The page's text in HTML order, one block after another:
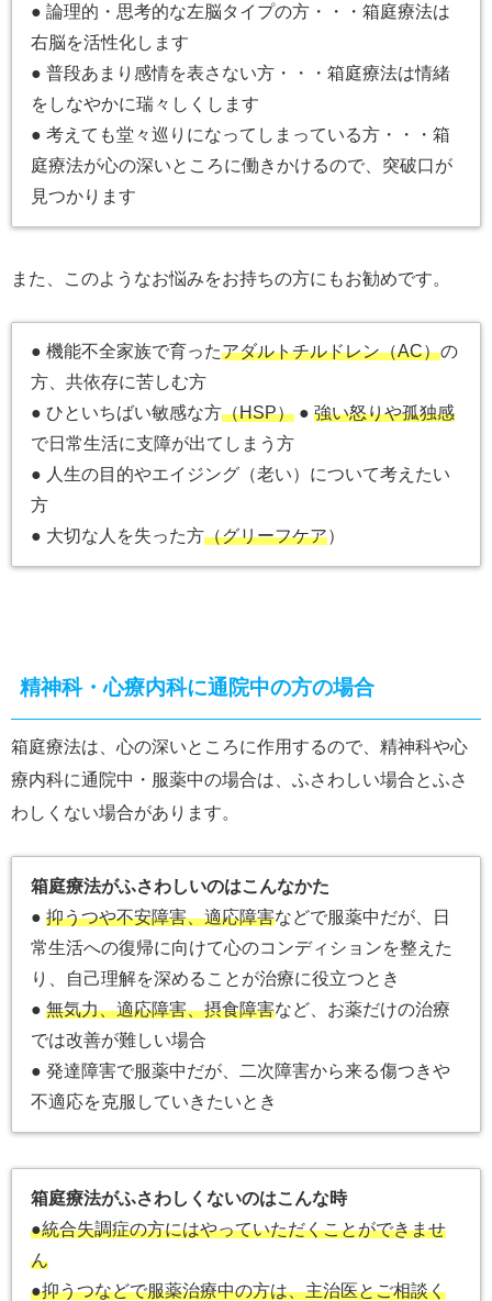
● 論理的・思考的な左脳タイプの方・・・箱庭療法は
右脳を活性化します
● 普段あまり感情を表さない方・・・箱庭療法は情緒
をしなやかに瑞々しくします
● 考えても堂々巡りになってしまっている方・・・箱
庭療法が心の深いところに働きかけるので、突破口が
見つかります
また、このようなお悩みをお持ちの方にもお勧めです。
● 機能不全家族で育ったアダルトチルドレン（AC）の
方、共依存に苦しむ方
● ひといちばい敏感な方（HSP） ●強い怒りや孤独感
で日常生活に支障が出てしまう方
● 人生の目的やエイジング（老い）について考えたい
方
● 大切な人を失った方（グリーフケア）
精神科・心療内科に通院中の方の場合
箱庭療法は、心の深いところに作用するので、精神科や心
療内科に通院中・服薬中の場合は、ふさわしい場合とふさ
わしくない場合があります。
箱庭療法がふさわしいのはこんなかた
●抑うつや不安障害、適応障害などで服薬中だが、日
常生活への復帰に向けて心のコンディションを整えた
り、自己理解を深めることが治療に役立つとき
●無気力、適応障害、摂食障害など、お薬だけの治療
では改善が難しい場合
● 発達障害で服薬中だが、二次障害から来る傷つきや
不適応を克服していきたいとき
箱庭療法がふさわしくないのはこんな時
●統合失調症の方にはやっていただくことができませ
ん
●抑うつなどで服薬治療中の方は、主治医とご相談く